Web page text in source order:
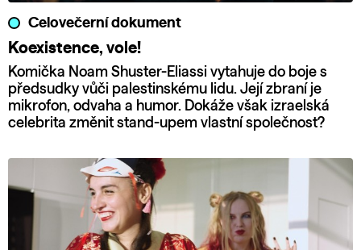
Celovečerní dokument
Koexistence, vole!
Komička Noam Shuster-Eliassi vytahuje do boje s
předsudky vůči palestinskému lidu. Její zbraní je
mikrofon, odvaha a humor. Dokáže však izraelská
celebrita změnit stand-upem vlastní společnost?